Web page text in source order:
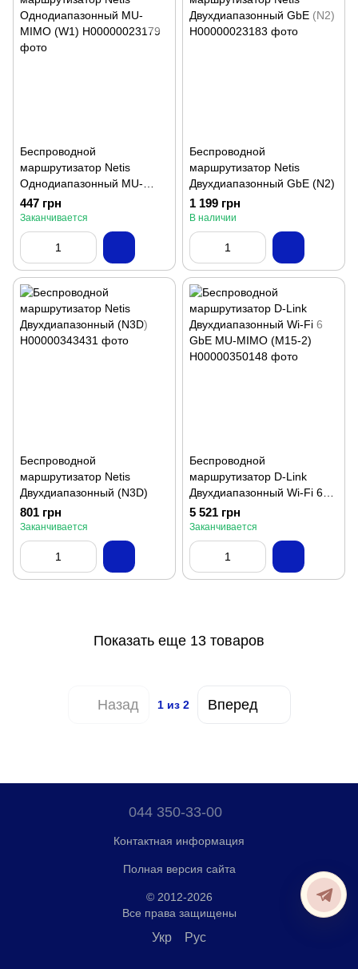
Беспроводной
маршрутизатор Netis
Однодиапазонный MU-
MIMO (W1)
447 грн
Заканчивается
Беспроводной
маршрутизатор Netis
Двухдиапазонный GbE (N2)
1 199 грн
В наличии
Беспроводной
маршрутизатор Netis
Двухдиапазонный (N3D)
801 грн
Заканчивается
Беспроводной
маршрутизатор D-Link
Двухдиапазонный Wi-Fi 6
GbE MU-MIMO (M15-2)
5 521 грн
Заканчивается
Показать еще 13 товаров
Назад 1из 2 Вперед
044 350-33-00
Контактная информация
Полная версия сайта
© 2012-2026
Все права защищены
Укр Рус